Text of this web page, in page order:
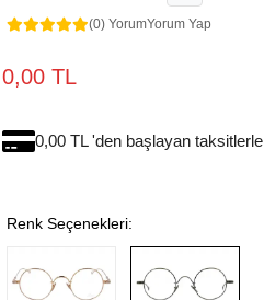
(0) YorumYorum Yap
0,00 TL
0,00 TL 'den başlayan taksitlerle
Renk Seçenekleri: